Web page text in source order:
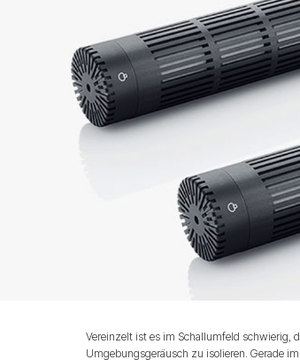
Vereinzelt ist es im Schallumfeld schwierig,
Umgebungsgeräusch zu isolieren. Gerade